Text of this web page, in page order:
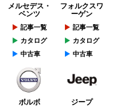
メルセデス・
ベンツ
記事一覧
カタログ
中古車
フォルクスワ
ーゲン
記事一覧
カタログ
中古車
ボルボ ジープ